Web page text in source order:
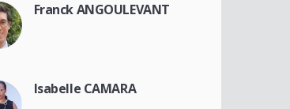
Franck ANGOULEVANT
Isabelle CAMARA